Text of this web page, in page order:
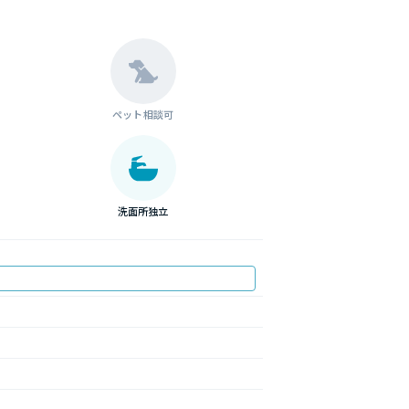
ペット相談可
洗面所独立